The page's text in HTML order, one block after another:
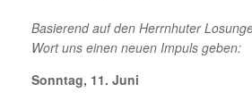
Basierend auf den Herrnhuter
Wort uns einen neuen Impuls geben:
Sonntag, 11. Juni